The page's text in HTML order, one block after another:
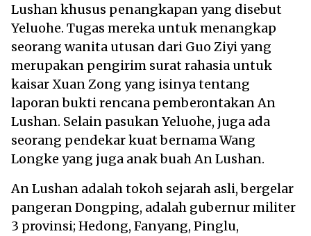
Lushan khusus penangkapan yang disebut
Yeluohe. Tugas mereka untuk menangkap
seorang wanita utusan dari Guo Ziyi yang
merupakan pengirim surat rahasia untuk
kaisar Xuan Zong yang isinya tentang
laporan bukti rencana pemberontakan An
Lushan. Selain pasukan Yeluohe, juga ada
seorang pendekar kuat bernama Wang
Longke yang juga anak buah An Lushan.
An Lushan adalah tokoh sejarah asli, bergelar
pangeran Dongping, adalah gubernur militer
3 provinsi; Hedong, Fanyang, Pinglu,